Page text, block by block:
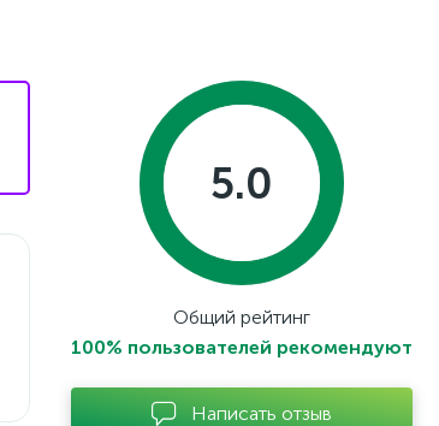
5.0
Общий рейтинг
100% пользователей рекомендуют
Написать отзыв